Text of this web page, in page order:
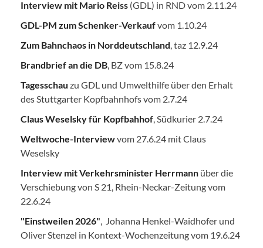
Interview mit Mario Reiss (GDL) in RND vom 2.11.24
GDL-PM zum Schenker-Verkaufvom 1.10.24
Zum Bahnchaos in Norddeutschland , taz 12.9.24
Brandbrief an die DB , BZ vom 15.8.24
Tagesschau zu GDL und Umwelthilfe über den Erhalt
des Stuttgarter Kopfbahnhofs vom 2.7.24
Claus Weselsky für Kopfbahhof , Südkurier 2.7.24
Weltwoche-Interviewvom 27.6.24 mit Claus
Weselsky
Interview mit Verkehrsminister Herrmann über die
Verschiebung von S 21, Rhein-Neckar-Zeitung vom
22.6.24
"Einstweilen 2026" , Johanna Henkel-Waidhofer und
Oliver Stenzel in Kontext-Wochenzeitung vom 19.6.24